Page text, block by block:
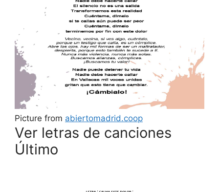
Picture from abiertomadrid.coop
Ver letras de canciones
Último